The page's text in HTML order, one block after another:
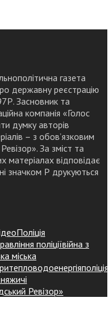
газета
державну реєстрацію
Засновник та
компанія «Голос
думку авторів
– з обов’язковим
За зміст та
матеріалах відповідає
значком Р друкуються
Поліція
поліціївійна з
міська
поліція
Ревізор»